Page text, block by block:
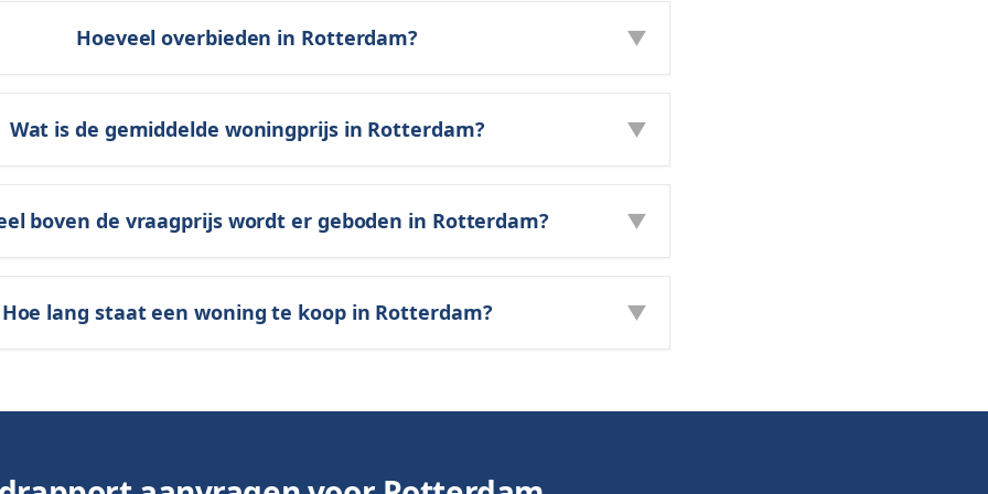
Hoeveel overbieden in Rotterdam? ▼
Wat is de gemiddelde woningprijs in Rotterdam? ▼
boven de vraagprijs wordt er geboden in Rotterdam? ▼
Hoe lang staat een woning te koop in Rotterdam? ▼